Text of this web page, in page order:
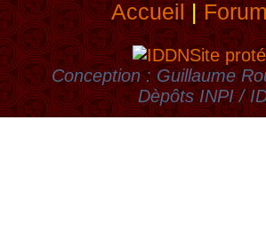
Accueil|
Site
Conception : Guillaume
Dèpôts INPI /